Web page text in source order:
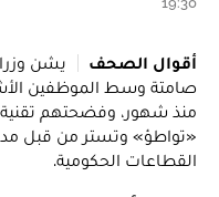
أقوال الصحف
يشن
صامتة وسط الموظفين
منذ شهور، وفضحتهم تقنية
«تواطؤ» وتستر من قبل
القطاعات الحكومية.